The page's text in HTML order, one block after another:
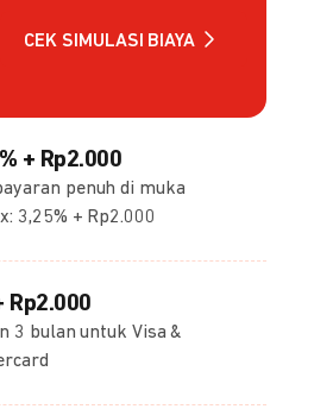
CEK SIMULASI BIAYA
+ Rp2.000
penuh di muka
3,25% + Rp2.000
Rp2.000
3 bulan untuk Visa &